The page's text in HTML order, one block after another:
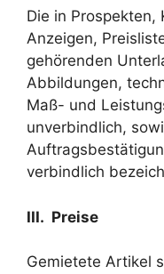
Die in Prospekten,
Anzeigen,
gehörenden
Abbildungen,
Maß- und
unverbindlich,
verbindlich
III. Preise
Gemietete Artikel